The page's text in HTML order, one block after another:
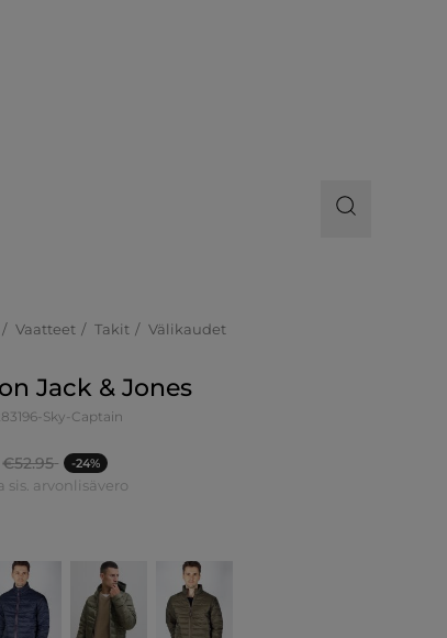
Vaatteet Takit Välikaudet
Jack & Jones
Sky-Captain
€52.95 -24%
arvonlisävero